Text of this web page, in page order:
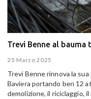
Trevi Benne al bauma
25 Marzo 2025
Trevi Benne rinnova la
Baviera portando ben 12
demolizione, il riciclaggio,